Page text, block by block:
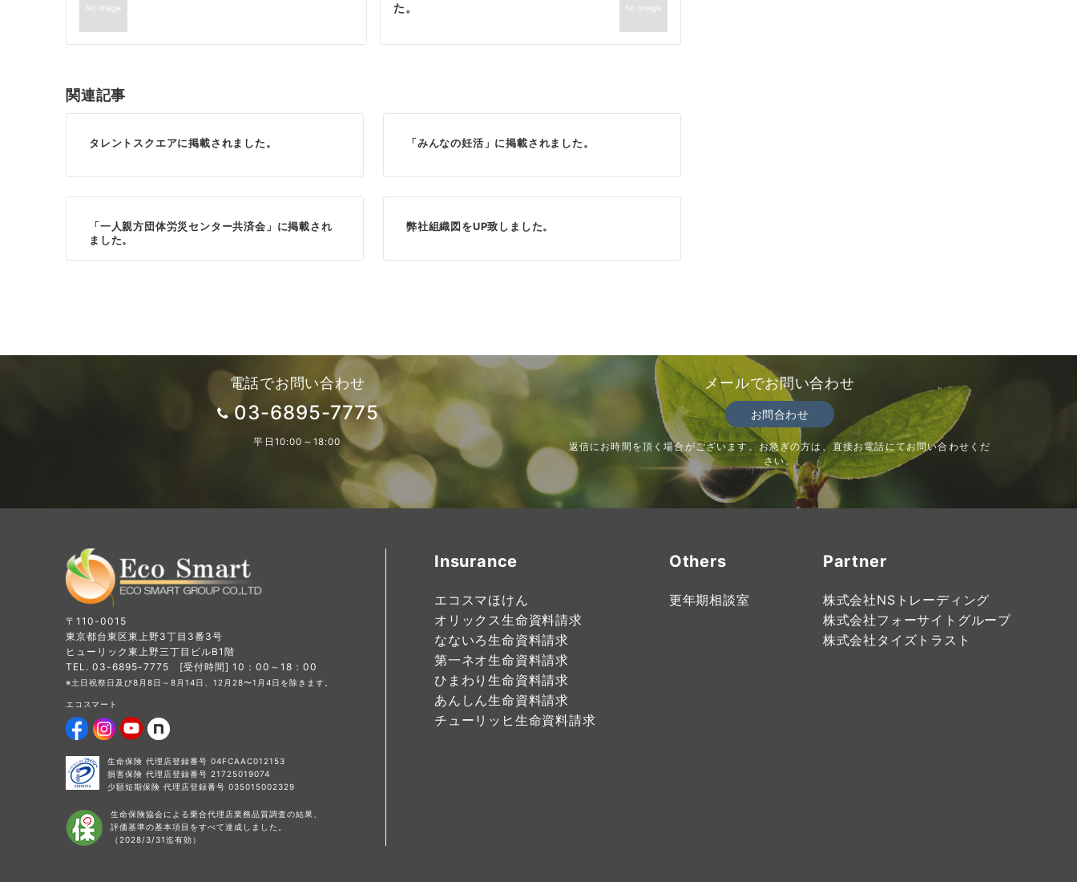
ナ
ゲ
ー
ョ
ン
た。
関連記事
タレントスクエアに掲載されました。 「みんなの妊活」に掲載されました。
「一人親方団体労災センター共済会」に掲載され
ました。
弊社組織図をUP致しました。
電話でお問い合わせ
03-6895-7775
平日10:00～18:00
メールでお問い合わせ
お問合わせ
返信にお時間を頂く場合がございます。お急ぎの方は、直接お電話にてお問い合わせくだ
さい。
Insurance
エコスマほけん
オリックス生命資料請求
なないろ生命資料請求
第一ネオ生命資料請求
ひまわり生命資料請求
あんしん生命資料請求
チューリッヒ生命資料請求
Others
更年期相談室
Partner
株式会社NSトレーディング
株式会社フォーサイトグループ
株式会社タイズトラスト
〒110-0015
東京都台東区東上野3丁目3番3号
ヒューリック東上野三丁目ビルB1階
TEL. 03-6895-7775 [受付時間] 10：00～18：00
※土日祝祭日及び8月8日～8月14日、12月28〜1月4日を除きます。
エコスマート
生命保険 代理店登録番号 04FCAAC012153
損害保険 代理店登録番号 21725019074
少額短期保険 代理店登録番号 035015002329
生命保険協会による乗合代理店業務品質調査の結果、
評価基準の基本項目をすべて達成しました。
（2028/3/31迄有効）